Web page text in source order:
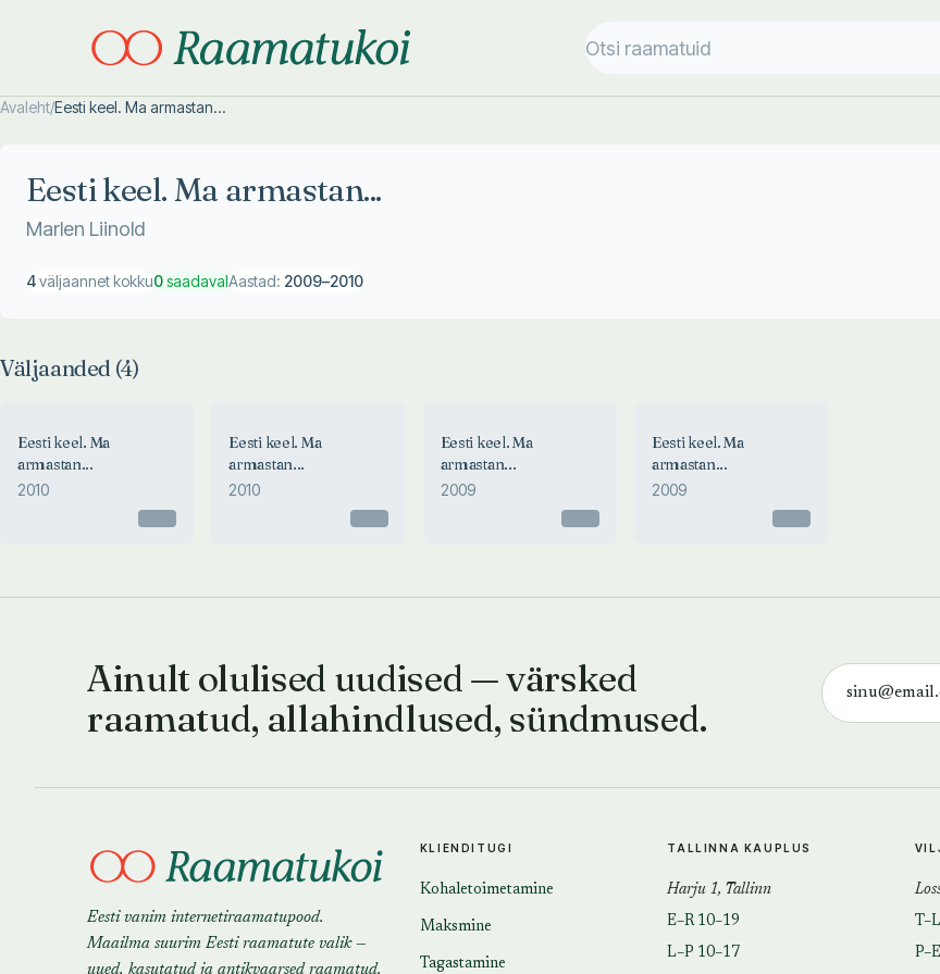
Avaleht/Eesti keel. Ma armastan...
Eesti keel. Ma armastan...
Marlen Liinold
4väljaannet kokku0saadavalAastad: 2009–2010
Väljaanded (4)
Eesti keel. Ma
armastan...
2010
Eesti keel. Ma
armastan...
2010
Eesti keel. Ma
armastan...
2009
Eesti keel. Ma
armastan...
2009
Ainult olulised uudised — värsked
raamatud, allahindlused, sündmused.
Eesti vanim internetiraamatupood.
Maailma suurim Eesti raamatute valik —
uued, kasutatud ja antikvaarsed raamatud.
KLIENDITUGI
Kohaletoimetamine
Maksmine
Tagastamine
TALLINNA KAUPLUS
Harju 1, Tallinn
E–R 10–19
L–P 10–17